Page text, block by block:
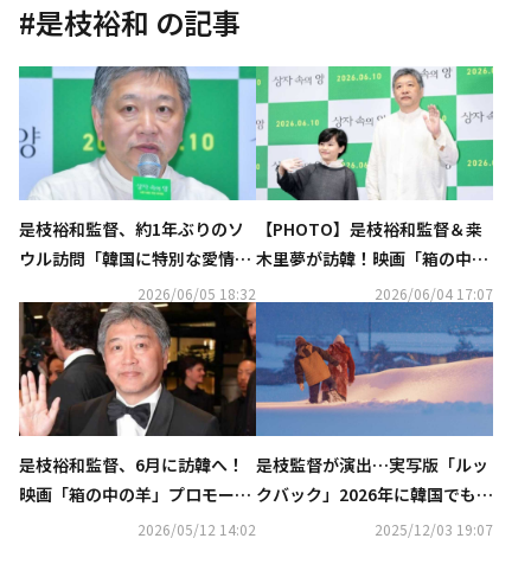
#是枝裕和 の記事
是枝裕和監督、約1年ぶりのソ
ウル訪問「韓国に特別な愛情を
2026/06/05 18:32
【PHOTO】是枝裕和監督＆桒
木里夢が訪韓！映画「箱の中の
羊」記者懇談会に出席2026/06/04 17:07
是枝裕和監督、6月に訪韓へ！
映画「箱の中の羊」プロモーシ
2026/05/12 14:02
是枝監督が演出…実写版「ルッ
クバック」2026年に韓国でも公
2025/12/03 19:07